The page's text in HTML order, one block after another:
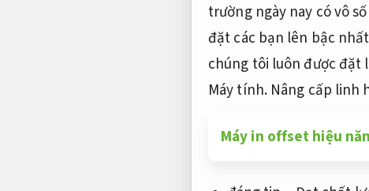
trường ngày nay có vô
đặt các bạn lên bậc
chúng tôi luôn được đặt
Máy tính. Nâng cấp linh
Máy in offset hiệu